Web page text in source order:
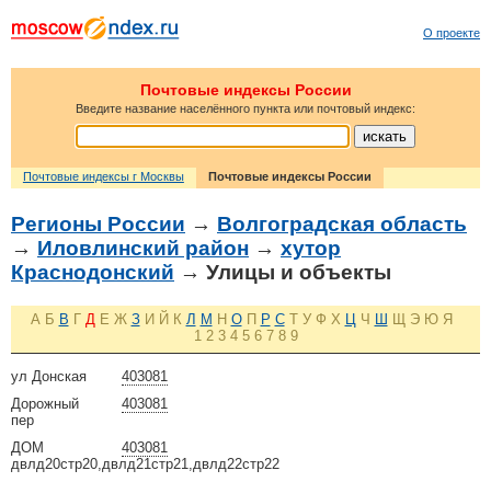
О проекте
Почтовые индексы России
Введите название населённого пункта или почтовый индекс:
Почтовые индексы г Москвы Почтовые индексы России
Регионы России → Волгоградская область
→ Иловлинский район → хутор
Краснодонский → Улицы и объекты
А Б В Г Д Е Ж З И Й К Л М Н О П Р С Т У Ф Х Ц Ч Ш Щ Э Ю Я
1 2 3 4 5 6 7 8 9
403081
ул Донская
403081
Дорожный
пер
403081
ДОМ
двлд20стр20,двлд21стр21,двлд22стр22